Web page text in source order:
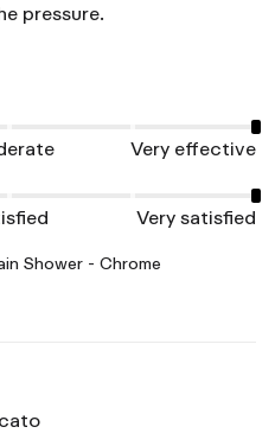
pressure.
Very effective
Very satisfied
Shower - Chrome